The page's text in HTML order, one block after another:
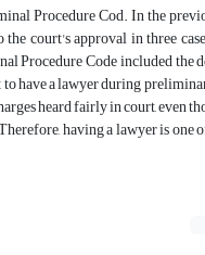
Procedure Cod. In the
court's approval in three
Procedure Code included the
have a lawyer during
heard fairly in court, even
having a lawyer is one